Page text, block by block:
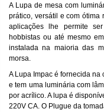
A Lupa de mesa com
prático, versátil e com ótima
aplicações lhe permite
hobbistas ou até mesmo
instalada na maioria das
morsa.
A Lupa Impac é fornecida
e tem uma luminária com
por acrílico. A lupa é
220V CA. O Plugue da